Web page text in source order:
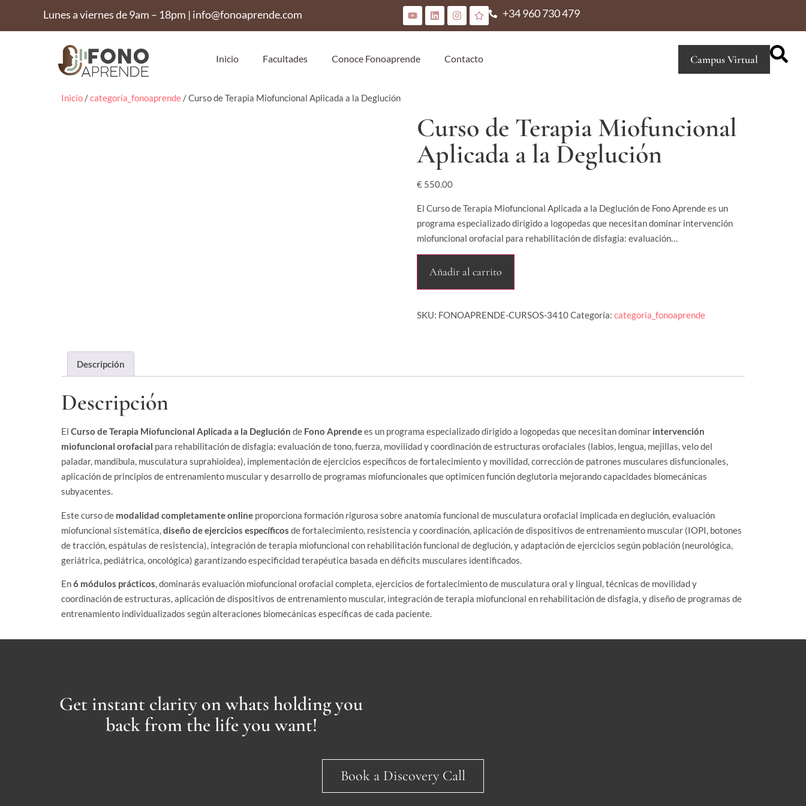
Lunes a viernes de 9am – 18pm | info@fonoaprende.com +34 960 730 479
Inicio Facultades Conoce Fonoaprende Contacto Campus Virtual
Inicio /categoria_fonoaprende / Curso de Terapia Miofuncional Aplicada a la Deglución
Curso de Terapia Miofuncional
Aplicada a la Deglución
€550.00
El Curso de Terapia Miofuncional Aplicada a la Deglución de Fono Aprende es un
programa especializado dirigido a logopedas que necesitan dominar intervención
miofuncional orofacial para rehabilitación de disfagia: evaluación…
Añadir al carrito
SKU: FONOAPRENDE-CURSOS-3410Categoría: categoria_fonoaprende
Descripción
Descripción
El Curso de Terapia Miofuncional Aplicada a la Deglución de Fono Aprendees un programa especializado dirigido a logopedas que necesitan dominar intervención
miofuncional orofacial para rehabilitación de disfagia: evaluación de tono, fuerza, movilidad y coordinación de estructuras orofaciales (labios, lengua, mejillas, velo del
paladar, mandíbula, musculatura suprahioidea), implementación de ejercicios específicos de fortalecimiento y movilidad, corrección de patrones musculares disfuncionales,
aplicación de principios de entrenamiento muscular y desarrollo de programas miofuncionales que optimicen función deglutoria mejorando capacidades biomecánicas
subyacentes.
Este curso de modalidad completamente online proporciona formación rigurosa sobre anatomía funcional de musculatura orofacial implicada en deglución, evaluación
miofuncional sistemática,diseño de ejercicios específicos de fortalecimiento, resistencia y coordinación, aplicación de dispositivos de entrenamiento muscular (IOPI, botones
de tracción, espátulas de resistencia), integración de terapia miofuncional con rehabilitación funcional de deglución, y adaptación de ejercicios según población (neurológica,
geriátrica, pediátrica, oncológica) garantizando especificidad terapéutica basada en déficits musculares identificados.
En6 módulos prácticos, dominarás evaluación miofuncional orofacial completa, ejercicios de fortalecimiento de musculatura oral y lingual, técnicas de movilidad y
coordinación de estructuras, aplicación de dispositivos de entrenamiento muscular, integración de terapia miofuncional en rehabilitación de disfagia, y diseño de programas de
entrenamiento individualizados según alteraciones biomecánicas específicas de cada paciente.
Get instant clarity on whats holding you
back from the life you want!
Book a Discovery Call